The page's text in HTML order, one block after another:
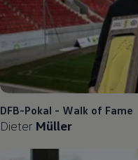
DFB-Pokal - Walk of Fame
Dieter Müller